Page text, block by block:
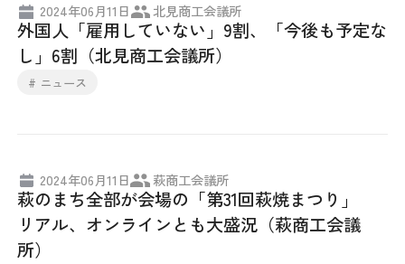
2024年06月11日 北見商工会議所
外国人「雇用していない」9割、「今後も予定な
し」6割（北見商工会議所）
# ニュース
2024年06月11日 萩商工会議所
萩のまち全部が会場の「第31回萩焼まつり」
リアル、オンラインとも大盛況（萩商工会議
所）